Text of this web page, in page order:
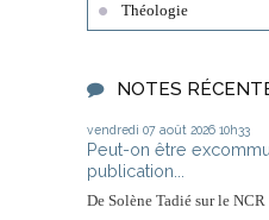
Théologie
NOTES
vendredi 07 août 2026 10h33
Peut-on être
publication...
De Solène Tadié sur le NCR